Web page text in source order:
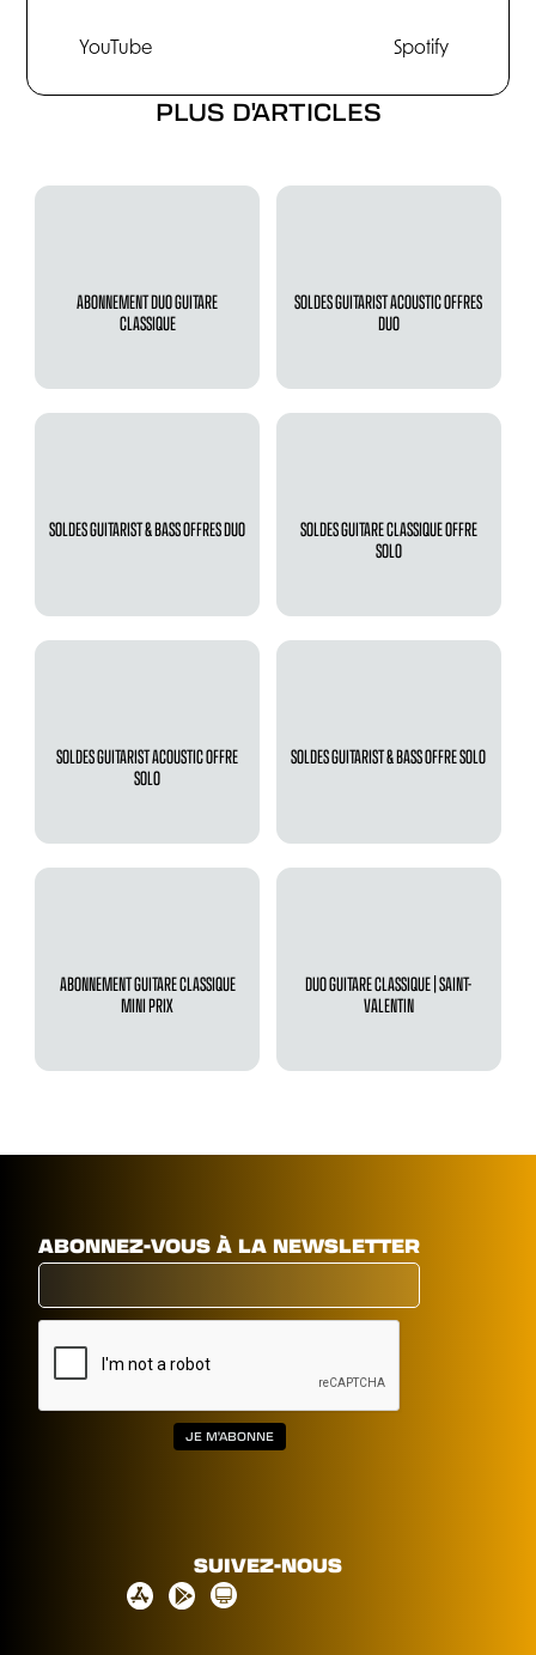
YouTube Spotify
PLUS D'ARTICLES
ABONNEMENT DUO GUITARE
CLASSIQUE
SOLDES GUITARIST ACOUSTIC OFFRES
DUO
SOLDES GUITARIST & BASS OFFRES DUO SOLDES GUITARE CLASSIQUE OFFRE
SOLO
SOLDES GUITARIST ACOUSTIC OFFRE
SOLO
SOLDES GUITARIST & BASS OFFRE SOLO
ABONNEMENT GUITARE CLASSIQUE
MINI PRIX
DUO GUITARE CLASSIQUE | SAINT-
VALENTIN
ABONNEZ-VOUS À LA NEWSLETTER
SUIVEZ-NOUS